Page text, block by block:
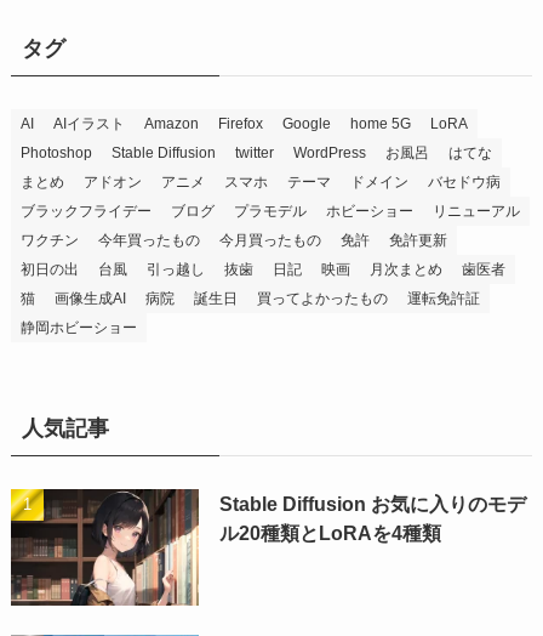
タグ
AI AIイラスト Amazon Firefox Google home 5G
LoRA
Photoshop
Stable Diffusion twitter WordPress お風呂
はてな
まとめ
アドオン アニメ スマホ テーマ ドメイン
バセドウ病
ブラックフライデー
ブログ プラモデル ホビーショー
リニューアル
ワクチン
今年買ったもの 今月買ったもの 免許
免許更新
初日の出
台風 引っ越し 抜歯 日記 映画 月次まとめ
歯医者
猫
画像生成AI 病院 誕生日 買ってよかったもの
運転免許証
静岡ホビーショー
人気記事
Stable Diffusion お気に入りのモデ
ル20種類とLoRAを4種類